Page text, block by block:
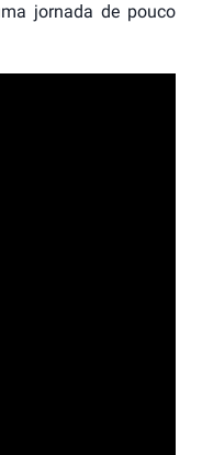
jornada de pouco